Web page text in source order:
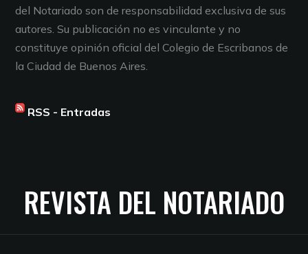
del Notariado son de responsabilidad exclusiva de sus
autores. Su publicación no es vinculante y no
constituye opinión oficial del Colegio de Escribanos de
la Ciudad de Buenos Aires.
RSS - Entradas
REVISTA DEL NOTARIADO